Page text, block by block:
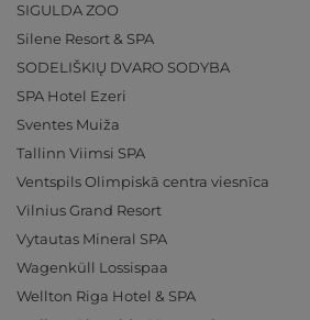
SIGULDA ZOO
Silene Resort & SPA
SODELIŠKIŲ DVARO SODYBA
SPA Hotel Ezeri
Sventes Muiža
Tallinn Viimsi SPA
Ventspils Olimpiskā centra viesnīca
Vilnius Grand Resort
Vytautas Mineral SPA
Wagenküll Lossispaa
Wellton Riga Hotel & SPA